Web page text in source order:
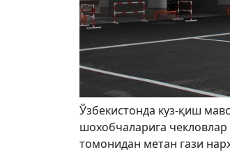
Ўзбекистонда куз-қиш
шохобчаларига
томонидан метан гази